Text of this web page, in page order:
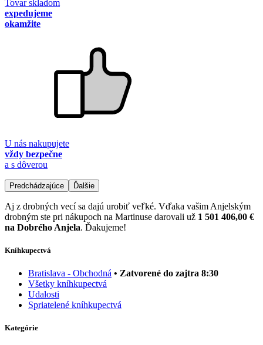
Tovar skladom
expedujeme
okamžite
U nás nakupujete
vždy bezpečne
a s dôverou
Predchádzajúce Ďalšie
Aj z drobných vecí sa dajú urobiť veľké. Vďaka vašim Anjelským
drobným ste pri nákupoch na Martinuse darovali už 1 501 406,00 €
na Dobrého Anjela. Ďakujeme!
Kníhkupectvá
Bratislava - Obchodná • Zatvorené do zajtra 8:30
Všetky kníhkupectvá
Udalosti
Spriatelené kníhkupectvá
Kategórie